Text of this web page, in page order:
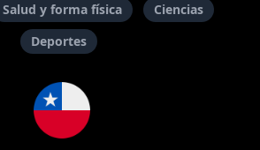
Salud y forma física
Ciencias
Deportes